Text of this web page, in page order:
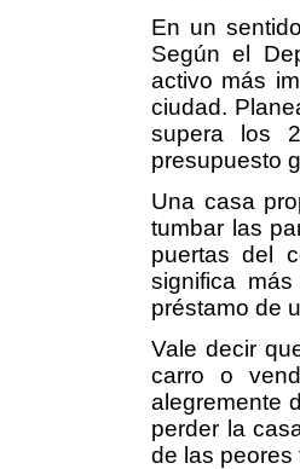
En un
Según el
activo más
ciudad.
supera los
presupuesto
Una casa
tumbar las
puertas del
significa
préstamo de
Vale decir
carro o
alegremente
perder la
de las peores